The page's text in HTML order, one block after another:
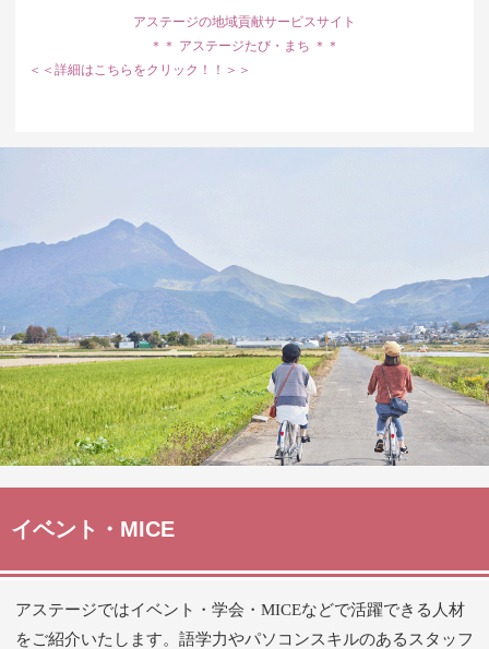
アステージの地域貢献サービスサイト
＊＊ アステージたび・まち ＊＊
＜＜詳細はこちらをクリック！！＞＞
イベント・MICE
アステージではイベント・学会・MICEなどで活躍できる人材
をご紹介いたします。 語学力やパソコンスキルのあるスタッフ